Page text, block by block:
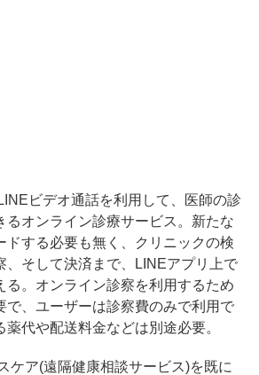
ビデオ通話を利用して、医師の診
るオンライン診療サービス。新たな
ドする必要も無く、クリニックの検
、そして決済まで、LINEアプリ上で
る。オンライン診察を利用するため
で、ユーザーは診察費のみで利用で
薬代や配送料金などは別途必要。
ケア(遠隔健康相談サービス)を既に